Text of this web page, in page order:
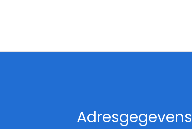
Adresgegevens